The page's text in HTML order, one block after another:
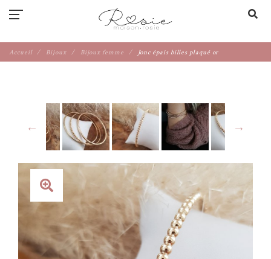
Accueil Bijoux Bijoux femme Jonc épais billes plaqué or